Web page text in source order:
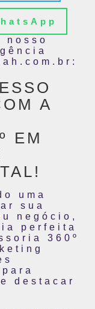
nosso
A
EM
uma
sua
negócio,
perfeita
360º
destacar